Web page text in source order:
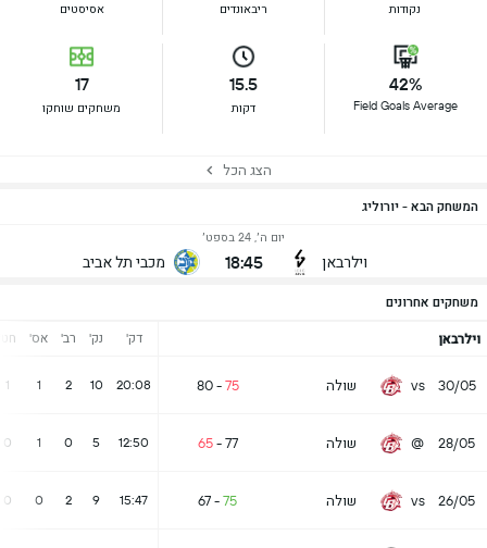
נקודות ריבאונדים אסיסטים
42%
Field Goals Average
15.5
דקות
17
משחקים שוחקו
הצג הכל
המשחק הבא - יורוליג
וילרבאן
יום ה׳, 24 בספט׳
18:45 מכבי תל אביב
משחקים אחרונים
וילרבאן דק' נק' רב' אס' חט'
30/05
vs שולה 75
-
80
20:08
10
2
1
1
28/05
@ שולה 77
-
65
12:50
5
0
1
0
26/05
vs שולה 75
-
67
15:47
9
2
0
0